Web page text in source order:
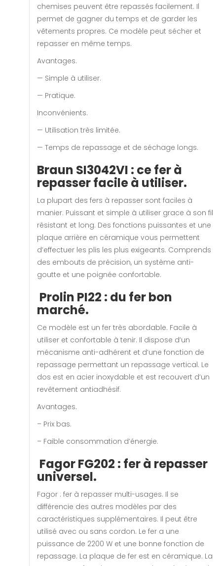
chemises peuvent être repassés facilement. Il
permet de gagner du temps et de garder les
vêtements propres. Ce modèle peut sécher et
repasser en même temps.
Avantages.
— Simple à utiliser.
— Pratique.
Inconvénients.
— Utilisation très limitée.
— Temps de repassage et de séchage longs.
Braun SI3042VI : ce fer à
repasser facile à utiliser.
La plupart des fers à repasser sont faciles à
manier. Puissant et simple à utiliser grace à son fil
résistant et long. Des fonctions puissantes et une
plaque arrière en céramique vous permettent
d’effectuer les plis les plus exigeants. Comprends
des embouts de précision, un système anti-
goutte et une poignée confortable.
Prolin PI22 : du fer bon
marché.
Ce modèle est un fer très abordable. Facile à
utiliser et confortable à tenir. Il dispose d’un
mécanisme anti-adhérent et d’une fonction de
repassage permettant un repassage vertical. Le
dos est en acier inoxydable et est recouvert d’un
revêtement antiadhésif.
Avantages.
– Prix bas.
– Faible consommation d’énergie.
Fagor FG202 : fer à repasser
universel.
Fagor : fer à repasser multi-usages. Il se
différencie des autres modèles par des
caractéristiques supplémentaires. Il peut être
utilisé avec ou sans cordon. Le fer a une
puissance de 2200 W et une bonne fonction de
repassage. La plaque de fer est en céramique. La